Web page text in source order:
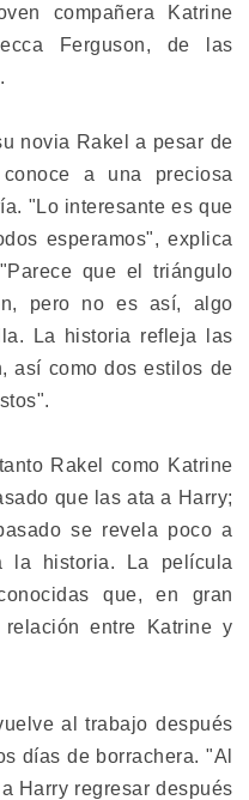
compañera Katrine
Ferguson, de las
novia Rakel a pesar de
a una preciosa
"Lo interesante es que
esperamos", explica
que el triángulo
pero no es así, algo
La historia refleja las
así como dos estilos de
Rakel como Katrine
que las ata a Harry;
se revela poco a
la historia. La película
que, en gran
entre Katrine y
al trabajo después
días de borrachera. "Al
Harry regresar después